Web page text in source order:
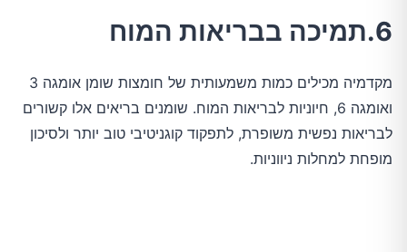
6.תמיכה בבריאות המוח
מקדמיה מכילים כמות משמעותית של חומצות שומן אומגה 3
ואומגה 6, חיוניות לבריאות המוח. שומנים בריאים אלו קשורים
לבריאות נפשית משופרת, לתפקוד קוגניטיבי טוב יותר ולסיכון
מופחת למחלות ניווניות.